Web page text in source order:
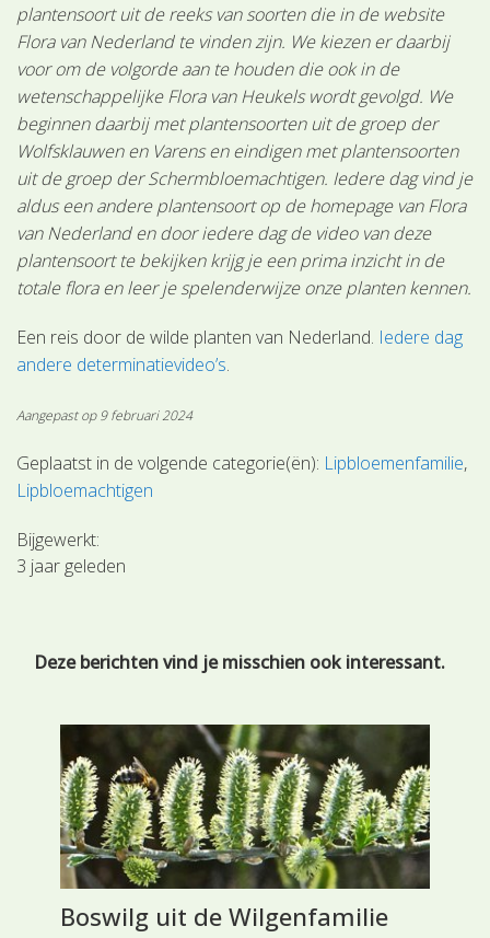
plantensoort uit de reeks van soorten die in de website
Flora van Nederland te vinden zijn. We kiezen er daarbij
voor om de volgorde aan te houden die ook in de
wetenschappelijke Flora van Heukels wordt gevolgd. We
beginnen daarbij met plantensoorten uit de groep der
Wolfsklauwen en Varens en eindigen met plantensoorten
uit de groep der Schermbloemachtigen. Iedere dag vind je
aldus een andere plantensoort op de homepage van Flora
van Nederland en door iedere dag de video van deze
plantensoort te bekijken krijg je een prima inzicht in de
totale flora en leer je spelenderwijze onze planten kennen.
Een reis door de wilde planten van Nederland. Iedere dag
andere determinatievideo’s.
Aangepast op 9 februari 2024
Geplaatst in de volgende categorie(ën): Lipbloemenfamilie
Lipbloemachtigen
Bijgewerkt:
3 jaar geleden
Deze berichten vind je misschien ook interessant.
Boswilg uit de Wilgenfamilie